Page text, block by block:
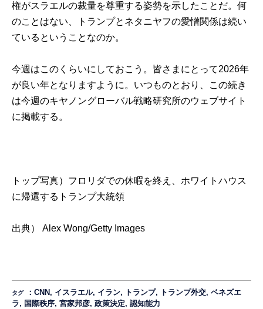
権がスラエルの裁量を尊重する姿勢を示したことだ。何
のことはない、トランプとネタニヤフの愛憎関係は続い
ているということなのか。
今週はこのくらいにしておこう。皆さまにとって2026年
が良い年となりますように。いつものとおり、この続き
は今週のキヤノングローバル戦略研究所のウェブサイト
に掲載する。
トップ写真）フロリダでの休暇を終え、ホワイトハウス
に帰還するトランプ大統領
出典） Alex Wong/Getty Images
タグ ：CNN , イスラエル, イラン, トランプ, トランプ外交,ベネズエ
ラ, 国際秩序,宮家邦彦,政策決定,認知能力